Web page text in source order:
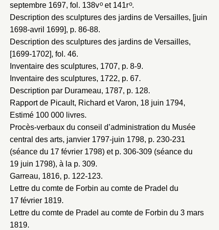
septembre 1697, fol. 138voet 141ro.
Description des sculptures des jardins de Versailles, [juin
1698-avril 1699], p. 86-88.
Description des sculptures des jardins de Versailles,
[1699-1702], fol. 46.
Inventaire des sculptures, 1707, p. 8-9.
Inventaire des sculptures, 1722, p. 67.
Description par Durameau, 1787, p. 128.
Rapport de Picault, Richard et Varon, 18 juin 1794,
Estimé 100 000 livres.
Procès-verbaux du conseil d’administration du Musée
central des arts, janvier 1797-juin 1798, p. 230-231
(séance du 17 février 1798) et p. 306-309 (séance du
19 juin 1798), à la p. 309.
Garreau, 1816, p. 122-123.
Lettre du comte de Forbin au comte de Pradel du
17 février 1819.
Lettre du comte de Pradel au comte de Forbin du 3 mars
1819.